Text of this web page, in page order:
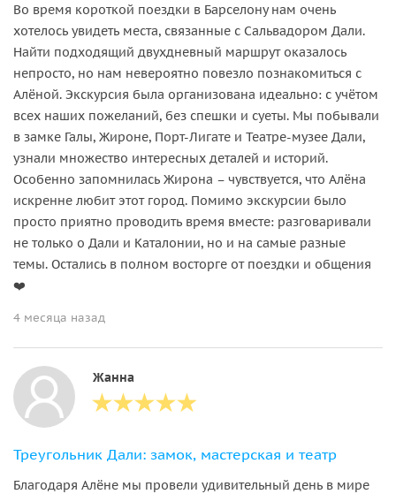
Во время короткой поездки в Барселону нам очень
хотелось увидеть места, связанные с Сальвадором Дали.
Найти подходящий двухдневный маршрут оказалось
непросто, но нам невероятно повезло познакомиться с
Алёной. Экскурсия была организована идеально: с учётом
всех наших пожеланий, без спешки и суеты. Мы побывали
в замке Галы, Жироне, Порт-Лигате и Театре-музее Дали,
узнали множество интересных деталей и историй.
Особенно запомнилась Жирона – чувствуется, что Алёна
искренне любит этот город. Помимо экскурсии было
просто приятно проводить время вместе: разговаривали
не только о Дали и Каталонии, но и на самые разные
темы. Остались в полном восторге от поездки и общения
❤️
4 месяца назад
Жанна
Треугольник Дали: замок, мастерская и театр
Благодаря Алёне мы провели удивительный день в мире